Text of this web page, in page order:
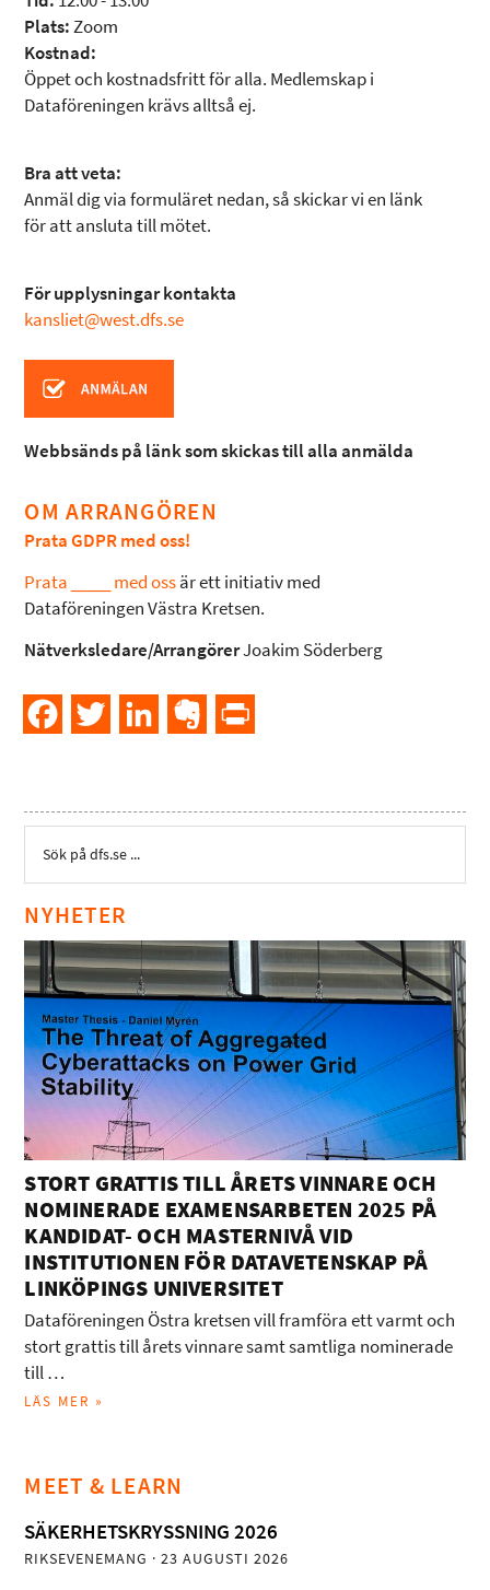
Plats:Zoom
Kostnad:
Öppet och kostnadsfritt för alla. Medlemskap i
Dataföreningen krävs alltså ej.
Bra att veta:
Anmäl dig via formuläret nedan, så skickar vi en länk
för att ansluta till mötet.
För upplysningar kontakta
kansliet@west.dfs.se
Webbsänds på länk som skickas till alla anmälda
OM ARRANGÖREN
Prata GDPR med oss!
Prata ____ med ossär ett initiativ med
Dataföreningen Västra Kretsen.
Nätverksledare/ArrangörerJoakim Söderberg
FacebookTwitter LinkedInEvernote
NYHETER
STORT GRATTIS TILL ÅRETS VINNARE OCH
NOMINERADE EXAMENSARBETEN 2025 PÅ
KANDIDAT- OCH MASTERNIVÅ VID
INSTITUTIONEN FÖR DATAVETENSKAP PÅ
LINKÖPINGS UNIVERSITET
Dataföreningen Östra kretsen vill framföra ett varmt och
stort grattis till årets vinnare samt samtliga nominerade
till …
LÄS MER »
MEET & LEARN
SÄKERHETSKRYSSNING 2026
RIKSEVENEMANG · 23 AUGUSTI 2026